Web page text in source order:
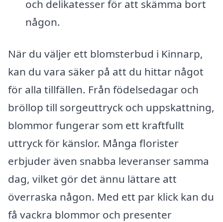
och delikatesser för att skämma bort
någon.
När du väljer ett blomsterbud i Kinnarp,
kan du vara säker på att du hittar något
för alla tillfällen. Från födelsedagar och
bröllop till sorgeuttryck och uppskattning,
blommor fungerar som ett kraftfullt
uttryck för känslor. Många florister
erbjuder även snabba leveranser samma
dag, vilket gör det ännu lättare att
överraska någon. Med ett par klick kan du
få vackra blommor och presenter